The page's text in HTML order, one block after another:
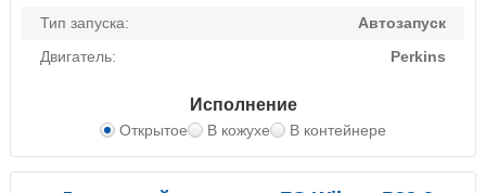
Тип запуска:
Автозапуск
Двигатель:
Perkins
Исполнение
Открытое В кожухе В контейнере